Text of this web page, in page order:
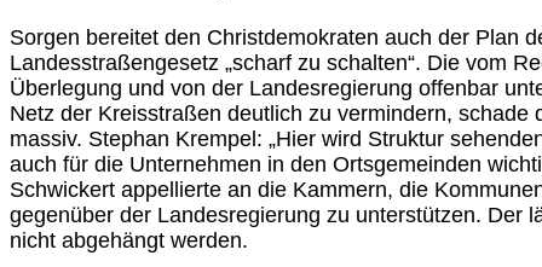
Sorgen bereitet den Christdemokraten auch der Plan
Landesstraßengesetz „scharf zu schalten“. Die vom
Überlegung und von der Landesregierung offenbar
Netz der Kreisstraßen deutlich zu vermindern, schade
massiv. Stephan Krempel: „Hier wird Struktur
auch für die Unternehmen in den Ortsgemeinden
Schwickert appellierte an die Kammern, die
gegenüber der Landesregierung zu unterstützen. Der
nicht abgehängt werden.